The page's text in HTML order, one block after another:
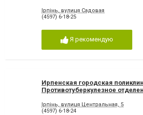
Ірпінь, вулиця Садовая
(4597) 6-18-25
Я рекомендую
Ирпенская городская
Противотуберкулезное
Ірпінь, вулиця Центральная, 5
(4597) 6-18-24